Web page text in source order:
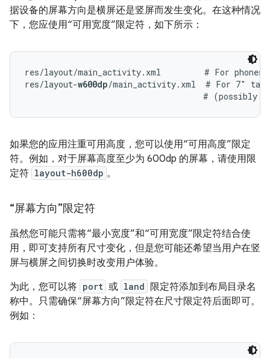
据设备的屏幕方向是横屏还是竖屏而发生变化。在这种情况
下，您应使用“可用宽度”限定符，如下所示：
res/layout/main_activity.xml         # For phones
res/layout-w600dp/main_activity.xml  # For 7"
如果您的应用注重可用高度，您可以使用“可用高度”限定
符。 例如，对于屏幕高度至少为 600dp 的屏幕，请使用限
定符 layout-h600dp 。
“屏幕方向”限定符
虽然您可能只需将“最小宽度”和“可用宽度”限定符结合使
用，即可支持所有尺寸变化，但是您可能还希望当用户在竖
屏与横屏之间切换时改变用户体验。
为此，您可以将 port 或 land
限定符添加到布局目录名
称中。只需确保“屏幕方向”限定符在尺寸限定符后面即可。
例如：